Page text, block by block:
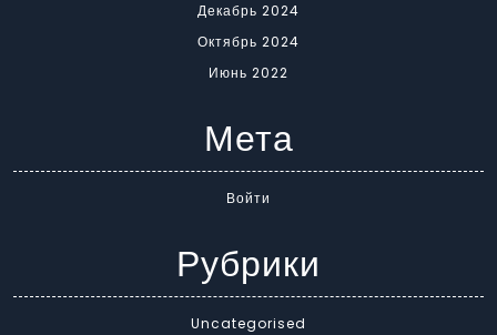
Декабрь 2024
Октябрь 2024
Июнь 2022
Мета
Войти
Рубрики
Uncategorised